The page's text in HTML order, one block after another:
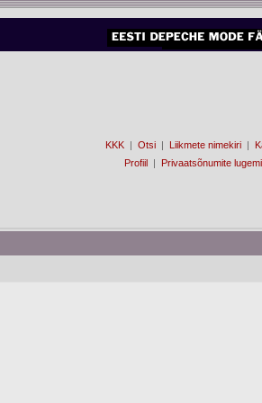
KKK | Otsi | Liikmete nimekiri |
Profiil | Privaatsõnumite